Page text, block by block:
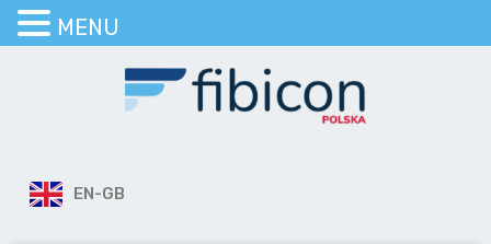
EN-GB
MENU